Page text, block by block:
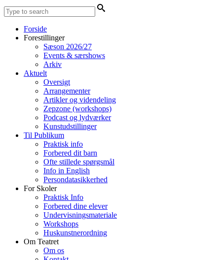
Forside
Forestillinger
Sæson 2026/27
Events & særshows
Arkiv
Aktuelt
Oversigt
Arrangementer
Artikler og videndeling
Zepzone (workshops)
Podcast og lydværker
Kunstudstillinger
Til Publikum
Praktisk info
Forbered dit barn
Ofte stillede spørgsmål
Info in English
Persondatasikkerhed
For Skoler
Praktisk Info
Forbered dine elever
Undervisningsmateriale
Workshops
Huskunstnerordning
Om Teatret
Om os